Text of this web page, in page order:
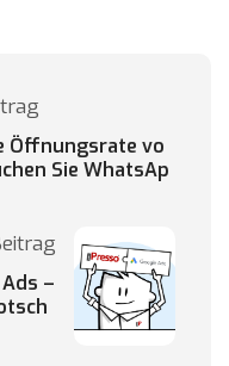
Öffnungsrate vo
Sie WhatsAp
–